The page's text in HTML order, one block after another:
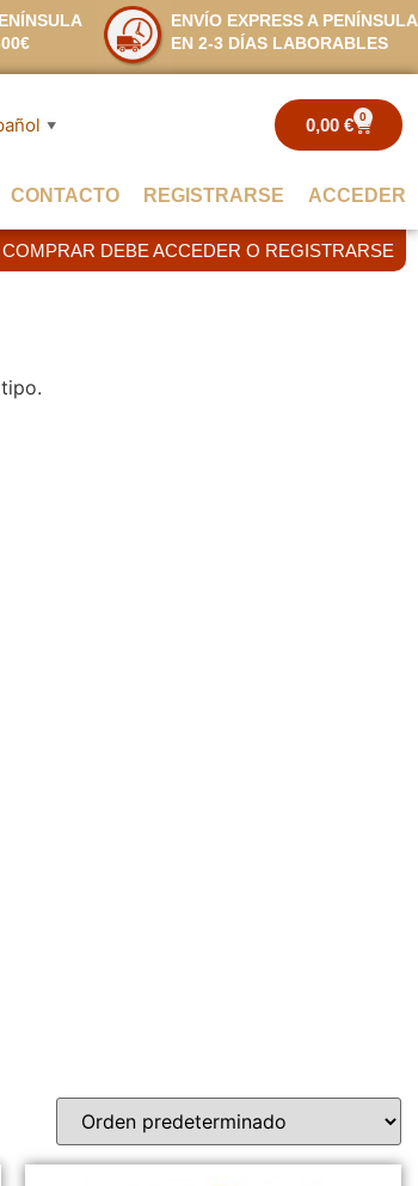
ENVÍO EXPRESS A PENÍNSULA
EN 2-3 DÍAS LABORABLES
▼ 0,00 € 0
CONTACTO REGISTRARSE ACCEDER
DEBE ACCEDER O REGISTRARSE